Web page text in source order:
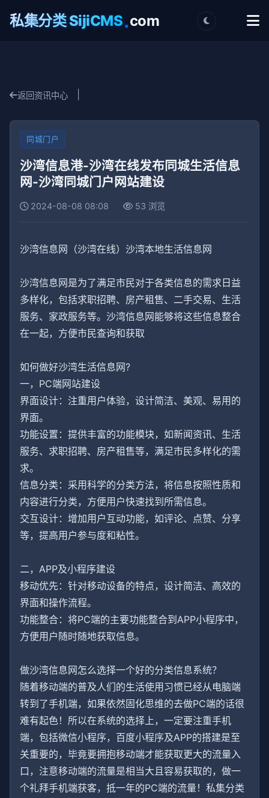
私集分类 SijiCMS.com
返回资讯中心
同城门户
沙湾信息港-沙湾在线发布同城生活信息
网-沙湾同城门户网站建设
2024-08-08 08:08 53 浏览
沙湾信息网（沙湾在线）沙湾本地生活信息网
沙湾信息网是为了满足市民对于各类信息的需求日益
多样化，包括求职招聘、房产租售、二手交易、生活
服务、家政服务等。沙湾信息网能够将这些信息整合
在一起，方便市民查询和获取
如何做好沙湾生活信息网?
一，PC端网站建设
界面设计：注重用户体验，设计简洁、美观、易用的
界面。
功能设置：提供丰富的功能模块，如新闻资讯、生活
服务、求职招聘、房产租售等，满足市民多样化的需
求。
信息分类：采用科学的分类方法，将信息按照性质和
内容进行分类，方便用户快速找到所需信息。
交互设计：增加用户互动功能，如评论、点赞、分享
等，提高用户参与度和粘性。
二，APP及小程序建设
移动优先：针对移动设备的特点，设计简洁、高效的
界面和操作流程。
功能整合：将PC端的主要功能整合到APP小程序中，
方便用户随时随地获取信息。
做沙湾信息网怎么选择一个好的分类信息系统？
随着移动端的普及人们的生活使用习惯已经从电脑端
转到了手机端，如果依然固化思维的去做PC端的话很
难有起色！所以在系统的选择上，一定要注重手机
端，包括微信小程序，百度小程序及APP的搭建是至
关重要的，毕竟要拥抱移动端才能获取更大的流量入
口，注意移动端的流量是相当大且容易获取的，做一
个礼拜手机端获客，抵一年的PC端的流量！私集分类